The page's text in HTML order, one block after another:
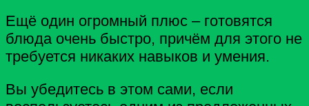
Ещё один огромный плюс – готовятся
блюда очень быстро, причём для этого не
требуется никаких навыков и умения.
Вы убедитесь в этом сами, если